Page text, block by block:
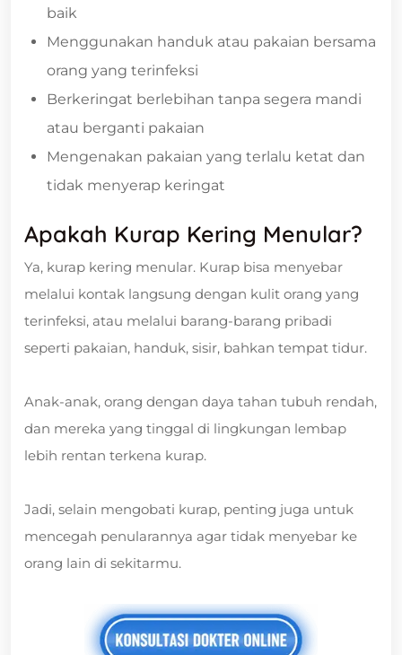
baik
Menggunakan handuk atau pakaian bersama
orang yang terinfeksi
Berkeringat berlebihan tanpa segera mandi
atau berganti pakaian
Mengenakan pakaian yang terlalu ketat dan
tidak menyerap keringat
Apakah Kurap Kering Menular?
Ya, kurap kering menular. Kurap bisa menyebar
melalui kontak langsung dengan kulit orang yang
terinfeksi, atau melalui barang-barang pribadi
seperti pakaian, handuk, sisir, bahkan tempat tidur.
Anak-anak, orang dengan daya tahan tubuh rendah,
dan mereka yang tinggal di lingkungan lembap
lebih rentan terkena kurap.
Jadi, selain mengobati kurap, penting juga untuk
mencegah penularannya agar tidak menyebar ke
orang lain di sekitarmu.